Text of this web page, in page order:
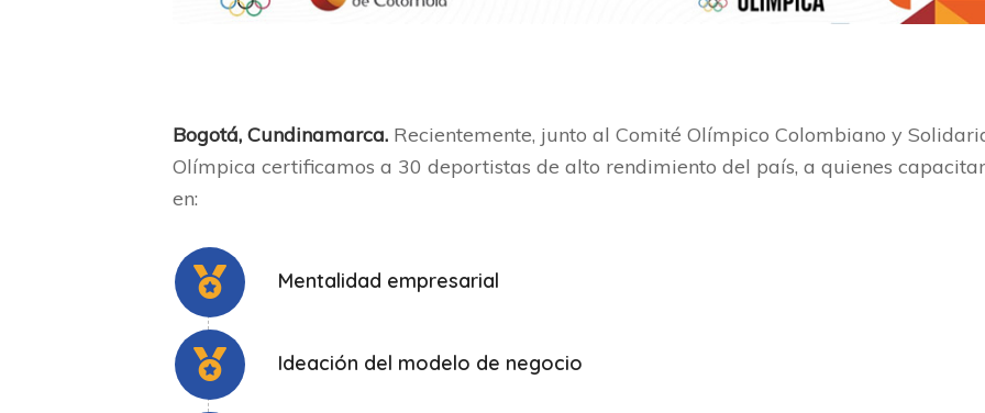
Bogotá, Cundinamarca. Recientemente, junto al Comité Olímpico Colombiano y
Olímpica certificamos a 30 deportistas de alto rendimiento del país, a quienes
en:
Mentalidad empresarial
Ideación del modelo de negocio